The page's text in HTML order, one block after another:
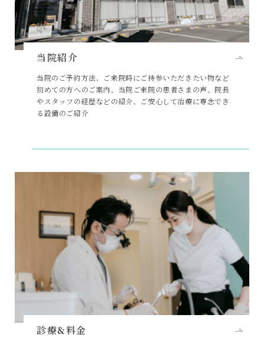
当院紹介
当院のご予約方法、ご来院時にご持参いただきたい物など
初めての方へのご案内、当院ご来院の患者さまの声、院長
やスタッフの経歴などの紹介、ご安心して治療に専念でき
る設備のご紹介
診療&料金